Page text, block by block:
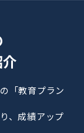
「教育プラン
、成績アップ